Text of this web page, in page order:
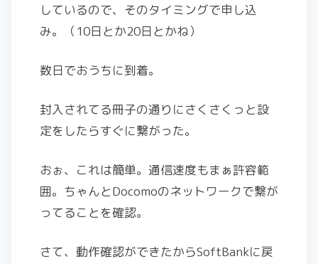
しているので、そのタイミングで申し込
み。（10日とか20日とかね）
数日でおうちに到着。
封入されてる冊子の通りにさくさくっと設
定をしたらすぐに繋がった。
おぉ、これは簡単。通信速度もまぁ許容範
囲。ちゃんとDocomoのネットワークで繋が
ってることを確認。
さて、動作確認ができたからSoftBankに戻